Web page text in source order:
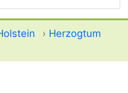
› Herzogtum